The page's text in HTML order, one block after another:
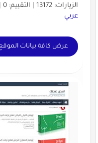
الزيارات: 13172 | التقييم: 0 | المقيّمين: 0 | الدولة:
عربي
عرض كافة بيانات الموقع